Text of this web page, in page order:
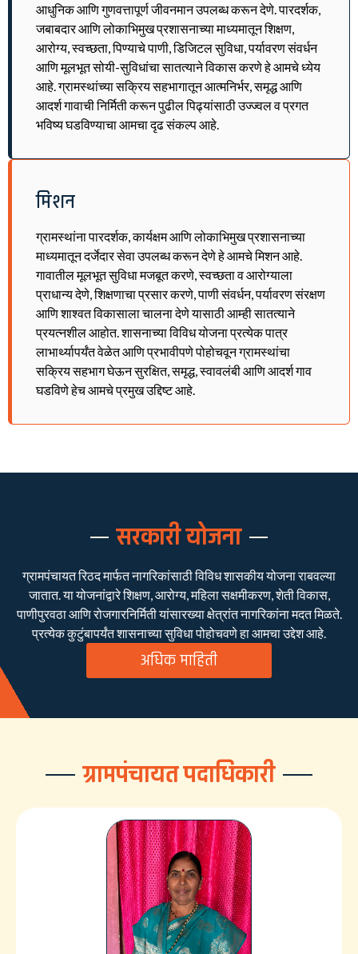
आधुनिक आणि गुणवत्तापूर्ण जीवनमान उपलब्ध करून देणे. पारदर्शक,
जबाबदार आणि लोकाभिमुख प्रशासनाच्या माध्यमातून शिक्षण,
आरोग्य, स्वच्छता, पिण्याचे पाणी, डिजिटल सुविधा, पर्यावरण संवर्धन
आणि मूलभूत सोयी-सुविधांचा सातत्याने विकास करणे हे आमचे ध्येय
आहे. ग्रामस्थांच्या सक्रिय सहभागातून आत्मनिर्भर, समृद्ध आणि
आदर्श गावाची निर्मिती करून पुढील पिढ्यांसाठी उज्ज्वल व प्रगत
भविष्य घडविण्याचा आमचा दृढ संकल्प आहे.
मिशन
ग्रामस्थांना पारदर्शक, कार्यक्षम आणि लोकाभिमुख प्रशासनाच्या
माध्यमातून दर्जेदार सेवा उपलब्ध करून देणे हे आमचे मिशन आहे.
गावातील मूलभूत सुविधा मजबूत करणे, स्वच्छता व आरोग्याला
प्राधान्य देणे, शिक्षणाचा प्रसार करणे, पाणी संवर्धन, पर्यावरण संरक्षण
आणि शाश्वत विकासाला चालना देणे यासाठी आम्ही सातत्याने
प्रयत्नशील आहोत. शासनाच्या विविध योजना प्रत्येक पात्र
लाभार्थ्यापर्यंत वेळेत आणि प्रभावीपणे पोहोचवून ग्रामस्थांचा
सक्रिय सहभाग घेऊन सुरक्षित, समृद्ध, स्वावलंबी आणि आदर्श गाव
घडविणे हेच आमचे प्रमुख उद्दिष्ट आहे.
सरकारी योजना
ग्रामपंचायत रिठद मार्फत नागरिकांसाठी विविध शासकीय योजना राबवल्या
जातात. या योजनांद्वारे शिक्षण, आरोग्य, महिला सक्षमीकरण, शेती विकास,
पाणीपुरवठा आणि रोजगारनिर्मिती यांसारख्या क्षेत्रांत नागरिकांना मदत मिळते.
प्रत्येक कुटुंबापर्यंत शासनाच्या सुविधा पोहोचवणे हा आमचा उद्देश आहे.
अधिक माहिती
ग्रामपंचायत पदाधिकारी